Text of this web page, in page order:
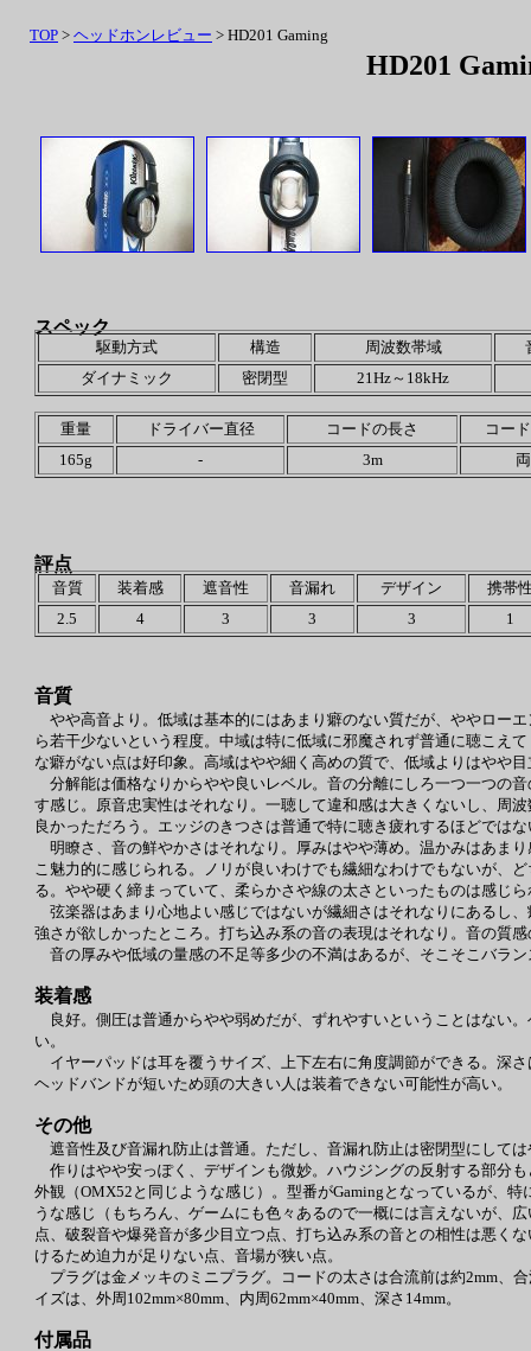
HD201
音質
やや高音より。低域は基本的にはあまり癖のない質だが、ややロー
ら若干少ないという程度。中域は特に低域に邪魔されず普通に聴こえ
な癖がない点は好印象。高域はやや細く高めの質で、低域よりはやや
分解能は価格なりからやや良いレベル。音の分離にしろ一つ一つの
す感じ。原音忠実性はそれなり。一聴して違和感は大きくないし、周
良かっただろう。エッジのきつさは普通で特に聴き疲れするほどでは
明瞭さ、音の鮮やかさはそれなり。厚みはやや薄め。温かみはあま
こ魅力的に感じられる。ノリが良いわけでも繊細なわけでもないが、
る。やや硬く締まっていて、柔らかさや線の太さといったものは感じ
弦楽器はあまり心地よい感じではないが繊細さはそれなりにあるし
強さが欲しかったところ。打ち込み系の音の表現はそれなり。音の質
音の厚みや低域の量感の不足等多少の不満はあるが、そこそこバラ
装着感
良好。側圧は普通からやや弱めだが、ずれやすいということはない
い。
イヤーパッドは耳を覆うサイズ、上下左右に角度調節ができる。深
ヘッドバンドが短いため頭の大きい人は装着できない可能性が高い。
その他
遮音性及び音漏れ防止は普通。ただし、音漏れ防止は密閉型にしては
作りはやや安っぽく、デザインも微妙。ハウジングの反射する部分
外観（OMX52と同じような感じ）。型番がGamingとなっているが、
うな感じ（もちろん、ゲームにも色々あるので一概には言えないが、
点、破裂音や爆発音が多少目立つ点、打ち込み系の音との相性は悪く
けるため迫力が足りない点、音場が狭い点。
プラグは金メッキのミニプラグ。コードの太さは合流前は約2mm、
イズは、外周102mm×80mm、内周62mm×40mm、深さ14mm。
付属品
スペック
駆動方式 構造 周波数帯域
ダイナミック
密閉型 21Hz～18kHz
重量 ドライバー直径 コードの長さ
コー
165g
- 3m
評点
音質 装着感 遮音性 音漏れ デザイン
携帯
2.5
4 3 3 3 1
TOP > ヘッドホンレビュー > HD201 Gaming